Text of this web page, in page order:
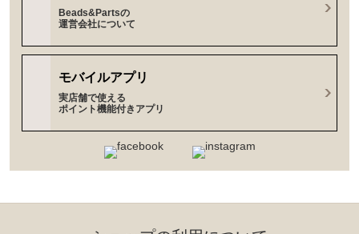
Beads&Partsの
運営会社について
モバイルアプリ
実店舗で使える
ポイント機能付きアプリ